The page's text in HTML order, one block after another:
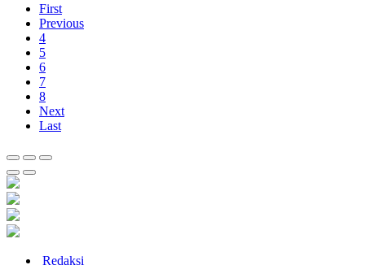
First
Previous
4
5
6
7
8
Next
Last
Redaksi